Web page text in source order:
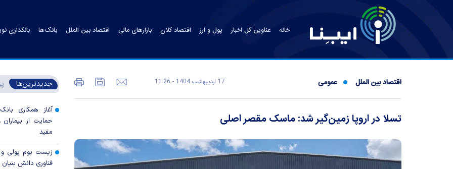
خانه عناوین کل اخبار پول و ارز اقتصاد کلان بازارهای مالی اقتصاد بین الملل بانک‌ها بانکداری
اقتصاد بین الملل عمومی 17 ارديبهشت 1404 - 11:26
تسلا در اروپا زمین‌گیر شد: ماسک مقصر اصلی
جدیدترین‌ها
آغاز همکاری
حمایت از بیماران
مفید
زیست بوم پولی و
فناوری دانش